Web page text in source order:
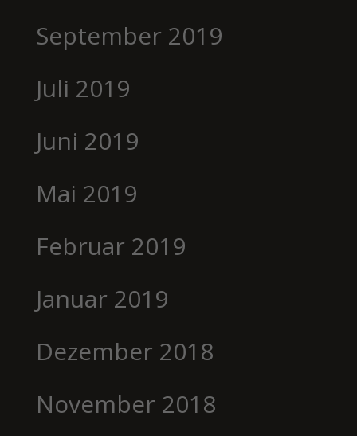
September 2019
Juli 2019
Juni 2019
Mai 2019
Februar 2019
Januar 2019
Dezember 2018
November 2018